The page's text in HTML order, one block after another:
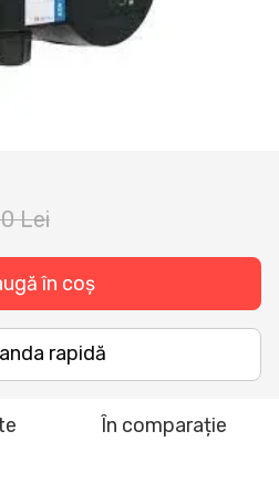
Lei
în coș
rapidă
În comparație